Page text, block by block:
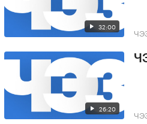
32:00
26:20